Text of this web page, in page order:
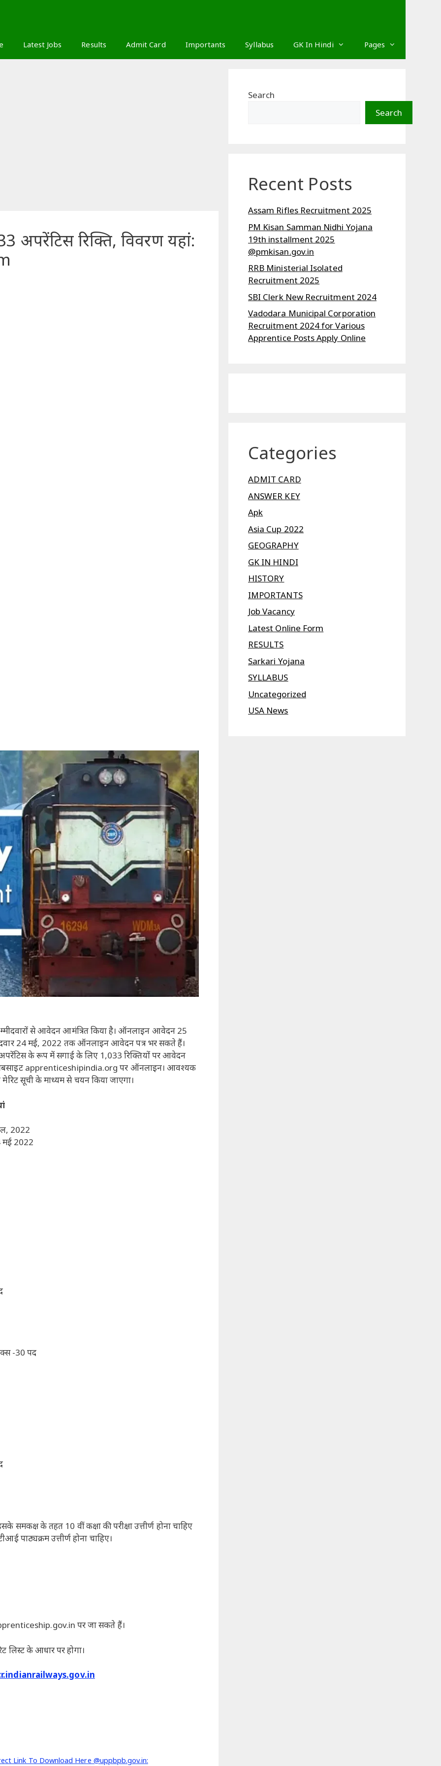
Latest Jobs Results Admit Card Importants Syllabus GK In Hindi Pages
अपरेंटिस रिक्ति, विवरण यहां:
से आवेदन आमंत्रित किया है। ऑनलाइन आवेदन 25
24 मई, 2022 तक ऑनलाइन आवेदन पत्र भर सकते हैं।
के रूप में सगाई के लिए 1,033 रिक्तियों पर आवेदन
apprenticeshipindia.org पर ऑनलाइन। आवश्यक
मेरिट सूची के माध्यम से चयन किया जाएगा।
2022
मई 2022
-30 पद
समकक्ष के तहत 10 वीं कक्षा की परीक्षा उत्तीर्ण होना चाहिए
पाठ्यक्रम उत्तीर्ण होना चाहिए।
पर जा सकते हैं।
लिस्ट के आधार पर होगा।
Link To Download Here @uppbpb.gov.in:
Search
Search
Recent Posts
Assam Rifles Recruitment 2025
PM Kisan Samman Nidhi Yojana
19th installment 2025
@pmkisan.gov.in
RRB Ministerial Isolated
Recruitment 2025
SBI Clerk New Recruitment 2024
Vadodara Municipal Corporation
Recruitment 2024 for Various
Apprentice Posts Apply Online
Categories
ADMIT CARD
ANSWER KEY
Apk
Asia Cup 2022
GEOGRAPHY
GK IN HINDI
HISTORY
IMPORTANTS
Job Vacancy
Latest Online Form
RESULTS
Sarkari Yojana
SYLLABUS
Uncategorized
USA News